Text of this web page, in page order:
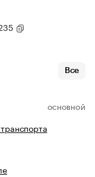
Все
ОСНОВНОЙ